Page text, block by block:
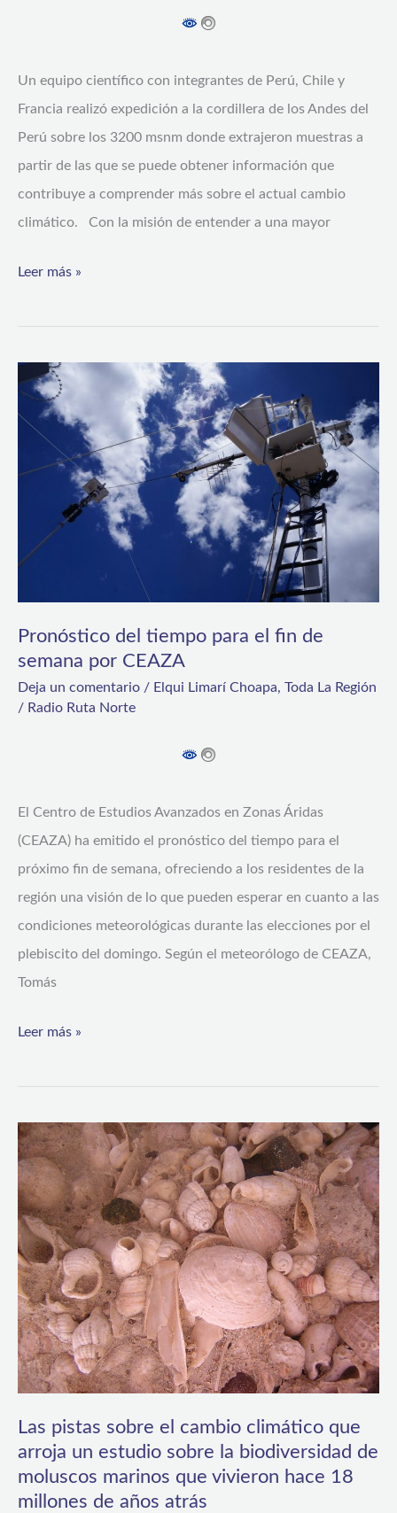
Un equipo científico con integrantes de Perú, Chile y
Francia realizó expedición a la cordillera de los Andes del
Perú sobre los 3200 msnm donde extrajeron muestras a
partir de las que se puede obtener información que
contribuye a comprender más sobre el actual cambio
climático. Con la misión de entender a una mayor
Leer más »
Pronóstico del tiempo para el fin de
semana por CEAZA
Deja un comentario / Elqui Limarí Choapa, Toda La Región
/ Radio Ruta Norte
El Centro de Estudios Avanzados en Zonas Áridas
(CEAZA) ha emitido el pronóstico del tiempo para el
próximo fin de semana, ofreciendo a los residentes de la
región una visión de lo que pueden esperar en cuanto a las
condiciones meteorológicas durante las elecciones por el
plebiscito del domingo. Según el meteorólogo de CEAZA,
Tomás
Pronóstico
tiempo
por
CEAZA
Leer más »
Las pistas sobre el cambio climático que
arroja un estudio sobre la biodiversidad de
moluscos marinos que vivieron hace 18
millones de años atrás
Las
pistas
sobre
el
cambio
climático
que
arroja
un
estudio
sobre
la
biodiversidad
de